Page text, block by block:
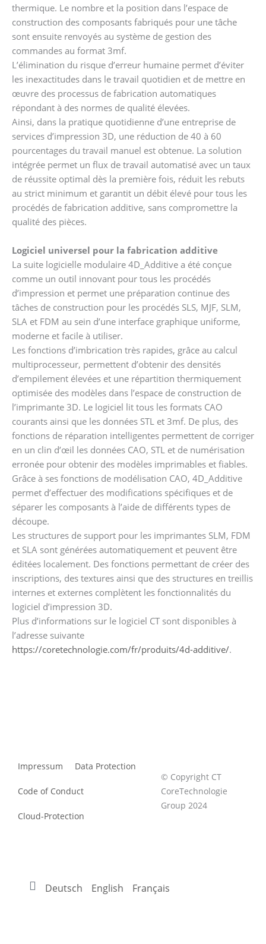
thermique. Le nombre et la position dans l’espace de
construction des composants fabriqués pour une tâche
sont ensuite renvoyés au système de gestion des
commandes au format 3mf.
L’élimination du risque d’erreur humaine permet d’éviter
les inexactitudes dans le travail quotidien et de mettre en
œuvre des processus de fabrication automatiques
répondant à des normes de qualité élevées.
Ainsi, dans la pratique quotidienne d’une entreprise de
services d’impression 3D, une réduction de 40 à 60
pourcentages du travail manuel est obtenue. La solution
intégrée permet un flux de travail automatisé avec un taux
de réussite optimal dès la première fois, réduit les rebuts
au strict minimum et garantit un débit élevé pour tous les
procédés de fabrication additive, sans compromettre la
qualité des pièces.
Logiciel universel pour la fabrication additive
La suite logicielle modulaire 4D_Additive a été conçue
comme un outil innovant pour tous les procédés
d’impression et permet une préparation continue des
tâches de construction pour les procédés SLS, MJF, SLM,
SLA et FDM au sein d’une interface graphique uniforme,
moderne et facile à utiliser.
Les fonctions d’imbrication très rapides, grâce au calcul
multiprocesseur, permettent d’obtenir des densités
d’empilement élevées et une répartition thermiquement
optimisée des modèles dans l’espace de construction de
l’imprimante 3D. Le logiciel lit tous les formats CAO
courants ainsi que les données STL et 3mf. De plus, des
fonctions de réparation intelligentes permettent de corriger
en un clin d’œil les données CAO, STL et de numérisation
erronée pour obtenir des modèles imprimables et fiables.
Grâce à ses fonctions de modélisation CAO, 4D_Additive
permet d’effectuer des modifications spécifiques et de
séparer les composants à l’aide de différents types de
découpe.
Les structures de support pour les imprimantes SLM, FDM
et SLA sont générées automatiquement et peuvent être
éditées localement. Des fonctions permettant de créer des
inscriptions, des textures ainsi que des structures en treillis
internes et externes complètent les fonctionnalités du
logiciel d’impression 3D.
Plus d’informations sur le logiciel CT sont disponibles à
l’adresse suivante
https://coretechnologie.com/fr/produits/4d-additive/.
Impressum Data Protection
Code of Conduct
Cloud-Protection
© Copyright CT
CoreTechnologie
Group 2024
Deutsch English Français